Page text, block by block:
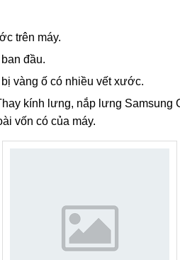
trên máy.
đầu.
vàng ố có nhiều vết xước.
kính lưng, nắp lưng Samsung
vốn có của máy.